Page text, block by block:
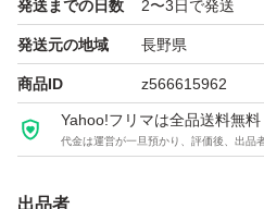
発送までの日数 2〜3日で発送
発送元の地域 長野県
商品ID z566615962
Yahoo!フリマは全品送料無
代金は運営が一旦預かり、評価後、出品
出品者